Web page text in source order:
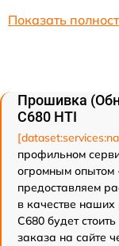
Показать
Прошивка
C680 HTI
профильном
огромным опытом
предоставляем
в качестве наших
C680 будет
заказа на сайте